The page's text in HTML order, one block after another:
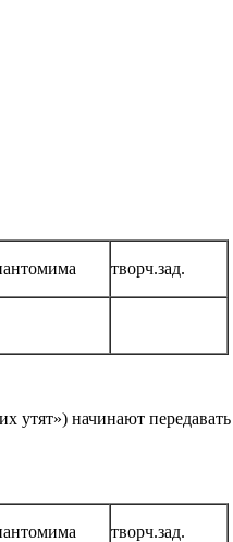
творч.зад.
утят») начинают
творч.зад.